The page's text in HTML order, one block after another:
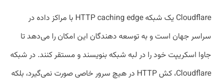
Cloudflare یک شبکه HTTP caching edge با مراکز داده در
سراسر جهان است و به توسعه دهندگان این امکان را می‌دهد تا
جاوا اسکریپت خود را در لبه شبکه بنویسند و مستقر کنند. در شبکه
Cloudflare، کش HTTP در هیچ سرور خاصی صورت نمی‌گیرد، بلکه